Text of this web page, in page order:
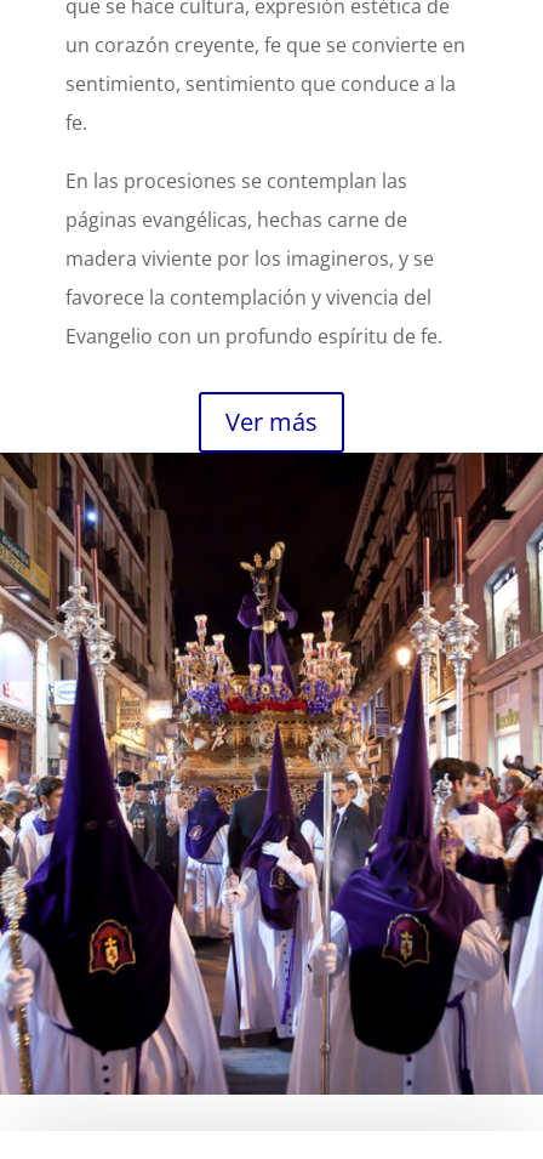
que se hace cultura, expresión estética de
un corazón creyente, fe que se convierte en
sentimiento, sentimiento que conduce a la
fe.
En las procesiones se contemplan las
páginas evangélicas, hechas carne de
madera viviente por los imagineros, y se
favorece la contemplación y vivencia del
Evangelio con un profundo espíritu de fe.
Ver más